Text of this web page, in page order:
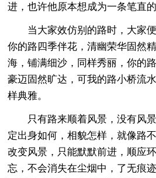
进，也许他原本想成为一条笔直的
当大家效仿别的路时，大家便
你的路四季伴花，清幽荣华固然
海，铺满细沙，同样秀丽，你的
豪迈固然旷达，可我的路小桥流
样典雅。
只有路来顺着风景，没有风景
定出身如何，相貌怎样，就像路
改变风景，只能默默前进，顺应
忘，不会消失在尘烟中，了无痕